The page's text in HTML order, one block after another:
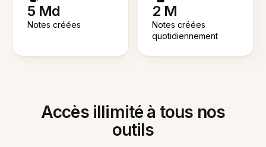
5 Md
Notes créées
2 M
Notes créées
quotidiennement
Accès illimité à tous nos
outils